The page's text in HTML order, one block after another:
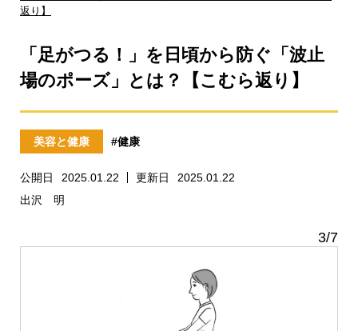
返り】
「足がつる！」を日頃から防ぐ「波止
場のポーズ」とは？【こむら返り】
美容と健康 #健康
公開日 2025.01.22 更新日
2025.01.22
出沢 明
3/7